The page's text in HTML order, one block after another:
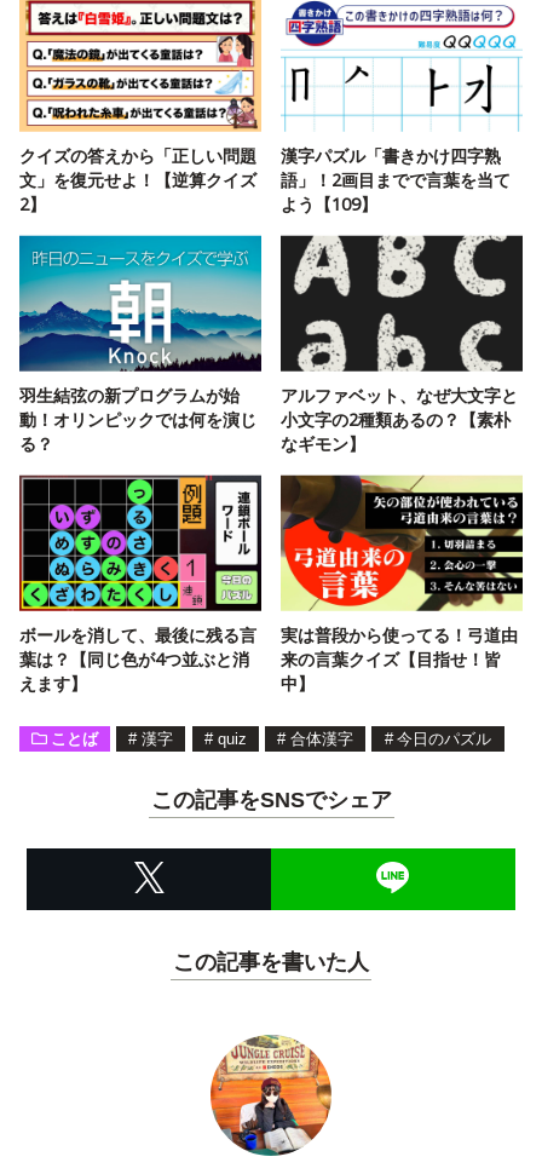
クイズの答えから「正しい問題
文」を復元せよ！【逆算クイズ
2】
漢字パズル「書きかけ四字熟
語」！2画目までで言葉を当て
よう【109】
羽生結弦の新プログラムが始
動！オリンピックでは何を演じ
る？
アルファベット、なぜ大文字と
小文字の2種類あるの？【素朴
なギモン】
ボールを消して、最後に残る言
葉は？【同じ色が4つ並ぶと消
えます】
実は普段から使ってる！弓道由
来の言葉クイズ【目指せ！皆
中】
ことば # 漢字 # quiz # 合体漢字 # 今日のパズル
この記事をSNSでシェア
この記事を書いた人